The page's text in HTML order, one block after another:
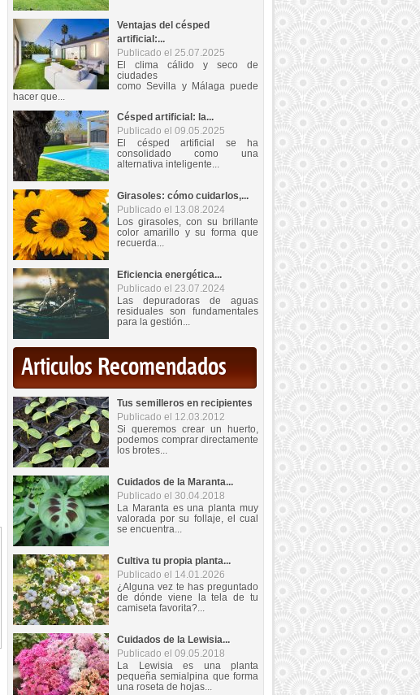
Ventajas del césped
artificial:...
Publicado el 25.07.2025
El clima cálido y seco de
ciudades
como Sevilla y Málaga puede
hacer que...
Césped artificial: la...
Publicado el 09.05.2025
El césped artificial se ha
consolidado como una
alternativa inteligente...
Girasoles: cómo cuidarlos,...
Publicado el 13.08.2024
Los girasoles, con su brillante
color amarillo y su forma que
recuerda...
Eficiencia energética...
Publicado el 23.07.2024
Las depuradoras de aguas
residuales son fundamentales
para la gestión...
Articulos Recomendados
Tus semilleros en recipientes
Publicado el 12.03.2012
Si queremos crear un huerto,
podemos comprar directamente
los brotes...
Cuidados de la Maranta...
Publicado el 30.04.2018
La Maranta es una planta muy
valorada por su follaje, el cual
se encuentra...
Cultiva tu propia planta...
Publicado el 14.01.2026
¿Alguna vez te has preguntado
de dónde viene la tela de tu
camiseta favorita?...
Cuidados de la Lewisia...
Publicado el 09.05.2018
La Lewisia es una planta
pequeña semialpina que forma
una roseta de hojas...